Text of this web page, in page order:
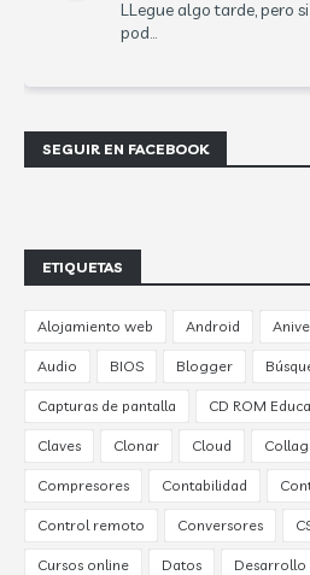
LLegue algo tarde, pero
pod...
SEGUIR EN FACEBOOK
ETIQUETAS
Alojamiento web Android
Audio BIOS Blogger
Capturas de pantalla CD ROM
Claves Clonar Cloud
Compresores Contabilidad
Control remoto Conversores
Cursos online Datos Desarrollo